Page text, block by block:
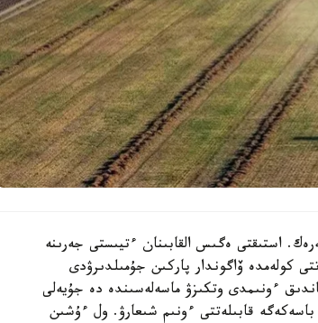
استىقتى ەگىس القابىنان ءتيىستى جەرىنە
كولەمدە ۆاگوندار پاركىن جۇمىلدىرۋدى
ءونىمدى وتكىزۋ ماسەلەسىندە دە جۇيەلى
قابىلەتتى ءونىم شىعارۋ. ول ءۇشىن